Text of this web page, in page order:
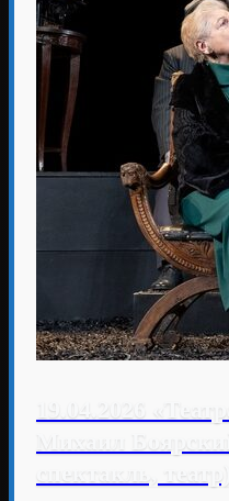
19.04.2026
Михаил
спектакль, театр)